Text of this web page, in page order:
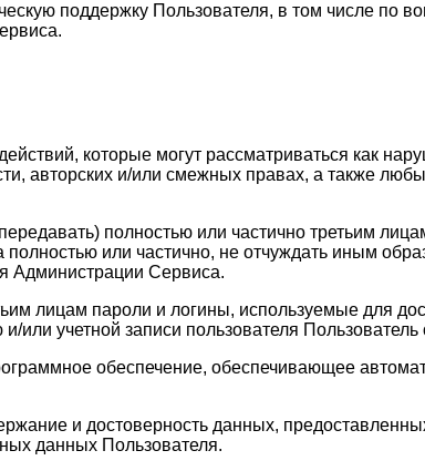
поддержку Пользователя, в том числе
которые могут рассматриваться как
авторских и/или смежных правах, а также
полностью или частично третьим
или частично, не отчуждать иным
Администрации Сервиса.
лицам пароли и логины, используемые для
или учетной записи пользователя
обеспечение, обеспечивающее
и достоверность данных,
данных Пользователя.